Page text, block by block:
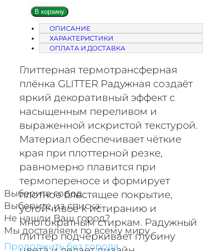
т
в
т
о
в
а
р
а
Т
е
р
м
о
т
В корзину
ОПИСАНИЕ
ХАРАКТЕРИСТИКИ
ОПЛАТА И ДОСТАВКА
Глиттерная термотрансферная
плёнка GLITTER Радужная создаёт
яркий декоративный эффект с
насыщенным переливом и
выраженной искристой текстурой.
Материал обеспечивает чёткие
края при плоттерной резке,
равномерно плавится при
термопереносе и формирует
плотное блестящее покрытие,
устойчивое к истиранию и
многократным стиркам. Радужный
глиттер подчёркивает глубину
Выберите город
Выберите из списка:
Не нашли Ваш город?
Мы доставляем по всему миру
Продолжить без города